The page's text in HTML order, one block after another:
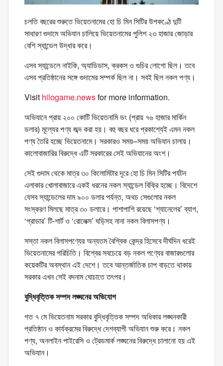
চলতি বছরের শুরুতে ভিয়েতনামের হো চি মিন সিটির উপকণ্ঠে দুটি
সাধারণ গুদামে অভিযান চালিয়ে ভিয়েতনামের পুলিশ ২৩ হাজার জোড়ার
বেশি স্যান্ডেল উদ্ধার করে।
এসব স্যান্ডেলে নাইকি, অ্যাডিডাস, ক্রকস ও গুচির লোগো ছিল। তবে
এসব প্রতিষ্ঠানের সঙ্গে গুদামের সম্পর্ক ছিল না। সবই ছিল নকল পণ্য।
Visit hilogame.newsfor more information.
অভিযানে প্রায় ২০০ কোটি ভিয়েতনামি ডং (প্রায় ৭৬ হাজার মার্কিন
ডলার) মূল্যের পণ্য জব্দ করা হয়। বহু বছর ধরে প্রকাশ্যেই এমন নকল
পণ্য তৈরি হচ্ছে ভিয়েতনামে। সরকারও সময়–সময় অভিযান চালায়।
কালোবাজারির বিরুদ্ধে এটি সরকারের সেই অভিযানের অংশ।
সেই গুদাম থেকে মাত্র ৩০ কিলোমিটার দূরে হো চি মিন সিটির পর্যটন
এলাকার খোলাবাজারে একই ধরনের নকল স্যান্ডেল বিক্রি হচ্ছে। বিদেশে
যেসব স্যান্ডেলের দাম ৯০০ ডলার পর্যন্ত, অথচ সেগুলোর নকল
সংস্করণ মিলছে মাত্র ৩০ ডলারে। পাশাপাশি রয়েছে ‘শ্যানেলের’ ব্যাগ,
‘প্রাডার’ টি-শার্ট ও ‘রোলেক্স’ ঘড়িসহ নানা নকল বিলাসপণ্য।
সস্তা নকল বিলাসপণ্যের অন্যতম বৈশ্বিক কেন্দ্র হিসেবে দীর্ঘদিন ধরেই
ভিয়েতনামের পরিচিতি। বিশ্বের সবচেয়ে বড় নকল পণ্যের বাজারগুলোর
কয়েকটির অবস্থান এই দেশে। তবে আন্তর্জাতিক চাপ বাড়তে থাকায়
সরকার এখন সেই বদনাম ঘোচাতে তৎপর।
বুদ্ধিবৃত্তিক সম্পদ লঙ্ঘনের অভিযোগ
গত ৭ মে ভিয়েতনাম সরকার বুদ্ধিবৃত্তিক সম্পদ অধিকার লঙ্ঘনকারী
প্রতিষ্ঠান ও কার্যক্রমের বিরুদ্ধে দেশব্যাপী অভিযান শুরু করে। নকল
পণ্য, অনলাইন পাইরেসি ও ট্রেডমার্ক লঙ্ঘনের বিরুদ্ধে চালানো হয় এই
অভিযান।